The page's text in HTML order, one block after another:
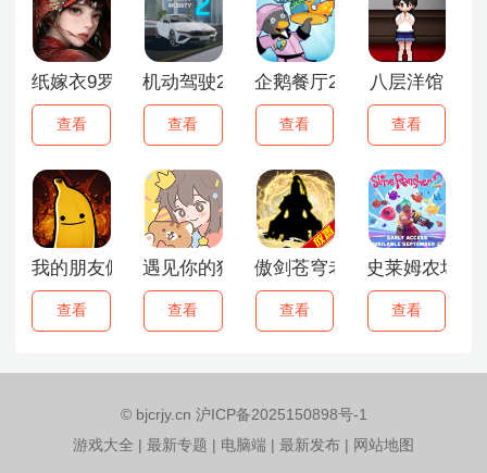
纸嫁衣9罗浮梦
查看
机动驾驶2
查看
企鹅餐厅2中文版
查看
八层洋馆
查看
我的朋友佩德罗手机版
查看
遇见你的猫
查看
傲剑苍穹老版本
查看
史莱姆农场2
查看
© bjcrjy.cn 沪ICP备2025150898号-1
游戏大全 | 最新专题 | 电脑端 | 最新发布 | 网站地图